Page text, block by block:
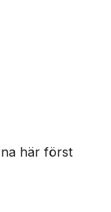
här först